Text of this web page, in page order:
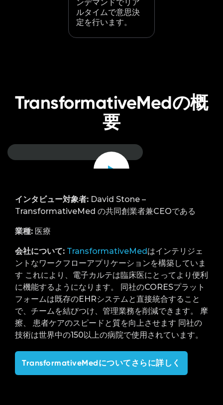
ンデマンドでリア
ルタイムで意思決
定を行います。
TransformativeMedの概
要
Watch
video
インタビュー対象者: David Stone –
TransformativeMed の共同創業者兼CEOである
業種: 医療
会社について: TransformativeMedはインテリジェ
ントなワークフローアプリケーションを構築していま
す これにより、電子カルテは臨床医にとってより便利
に機能するようになります。 同社のCORESプラット
フォームは既存のEHRシステムと直接統合すること
で、チームを結びつけ、管理業務を削減できます。
摩
擦、
患者ケアのスピードと質を向上させます 同社の
技術は世界中の150以上の病院で使用されています。
TransformativeMedについてさらに詳しく